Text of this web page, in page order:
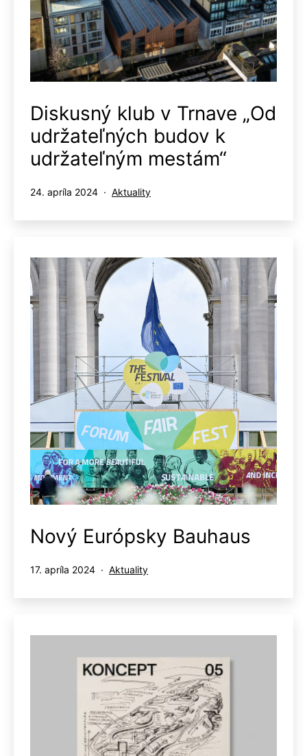
Diskusný klub v Trnave „Od
udržateľných budov k
udržateľným mestám“
Publikované
24. apríla 2024
Kategorizované
Aktuality
Nový Európsky Bauhaus
Publikované
17. apríla 2024
Kategorizované
Aktuality